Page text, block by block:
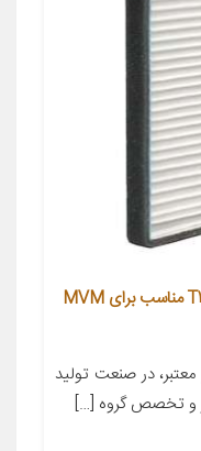
فیلتر کابین فیلتر دم کد T11-8107011NA مناسب برای MVM
در صنعت تولید
و تخصص گروه […]